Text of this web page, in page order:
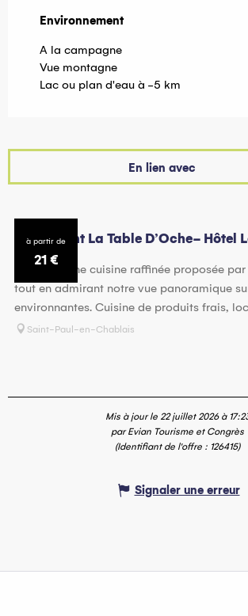
Environnement
Environnement
A la campagne
Vue montagne
Lac ou plan d'eau à -5 km
En lien avec
à partir de
21 €
Restaurant La Table D’Oche- Hôtel
Savourez une cuisine raffinée proposée
tout en admirant notre vue panoramique
environnantes. Cuisine de produits frais,
Saint-Paul-en-Chablais
Mis à jour le 22 juillet 2026 à
par Evian Tourisme et Congrès
(Identifiant de l'offre : 126415)
Signaler une erreur